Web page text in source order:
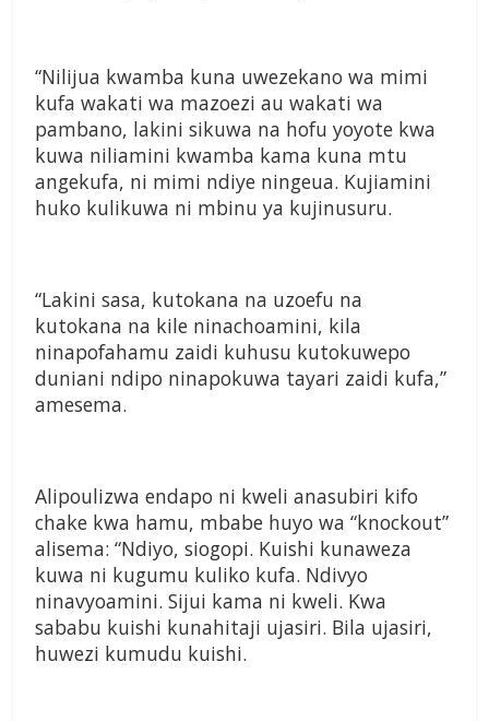
“Nilijua kwamba kuna uwezekano wa mimi
kufa wakati wa mazoezi au wakati wa
pambano, lakini sikuwa na hofu yoyote kwa
kuwa niliamini kwamba kama kuna mtu
angekufa, ni mimi ndiye ningeua. Kujiamini
huko kulikuwa ni mbinu ya kujinusuru.
“Lakini sasa, kutokana na uzoefu na
kutokana na kile ninachoamini, kila
ninapofahamu zaidi kuhusu kutokuwepo
duniani ndipo ninapokuwa tayari zaidi kufa,”
amesema.
Alipoulizwa endapo ni kweli anasubiri kifo
chake kwa hamu, mbabe huyo wa “knockout”
alisema: “Ndiyo, siogopi. Kuishi kunaweza
kuwa ni kugumu kuliko kufa. Ndivyo
ninavyoamini. Sijui kama ni kweli. Kwa
sababu kuishi kunahitaji ujasiri. Bila ujasiri,
huwezi kumudu kuishi.